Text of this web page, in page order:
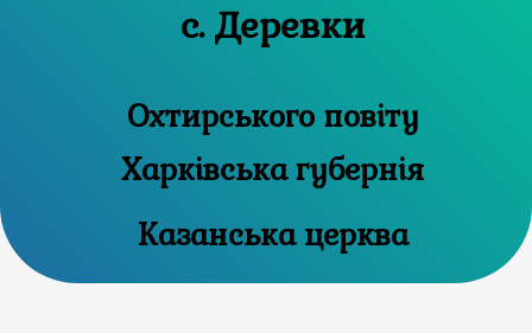
с. Деревки
Охтирського повіту
Харківська губернія
Казанська церква